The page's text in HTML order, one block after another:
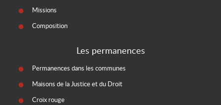
Missions
Composition
Les permanences
Permanences dans les communes
Maisons de la Justice et du Droit
Croix rouge